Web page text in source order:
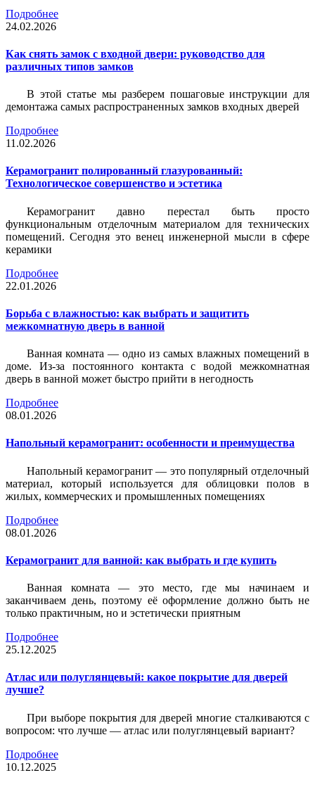
Подробнее
24.02.2026
Как снять замок с входной двери: руководство для
различных типов замков
В этой статье мы разберем пошаговые инструкции для
демонтажа самых распространенных замков входных дверей
Подробнее
11.02.2026
Керамогранит полированный глазурованный:
Технологическое совершенство и эстетика
Керамогранит давно перестал быть просто
функциональным отделочным материалом для технических
помещений. Сегодня это венец инженерной мысли в сфере
керамики
Подробнее
22.01.2026
Борьба с влажностью: как выбрать и защитить
межкомнатную дверь в ванной
Ванная комната — одно из самых влажных помещений в
доме. Из-за постоянного контакта с водой межкомнатная
дверь в ванной может быстро прийти в негодность
Подробнее
08.01.2026
Напольный керамогранит: особенности и преимущества
Напольный керамогранит — это популярный отделочный
материал, который используется для облицовки полов в
жилых, коммерческих и промышленных помещениях
Подробнее
08.01.2026
Керамогранит для ванной: как выбрать и где купить
Ванная комната — это место, где мы начинаем и
заканчиваем день, поэтому её оформление должно быть не
только практичным, но и эстетически приятным
Подробнее
25.12.2025
Атлас или полуглянцевый: какое покрытие для дверей
лучше?
При выборе покрытия для дверей многие сталкиваются с
вопросом: что лучше — атлас или полуглянцевый вариант?
Подробнее
10.12.2025